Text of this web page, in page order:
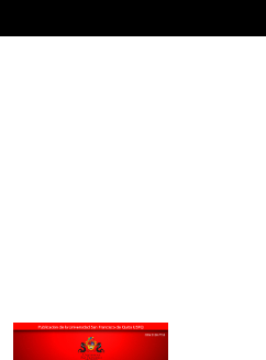
Imagen de portada